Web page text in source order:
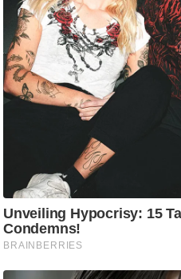
s
ला
इ
फ
स्टा
क्नॉ
लॉ
जी
ब्यू
टी